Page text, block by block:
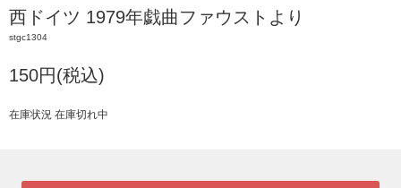
西ドイツ 1979年戯曲ファウストより
stgc1304
150円(税込)
在庫状況 在庫切れ中